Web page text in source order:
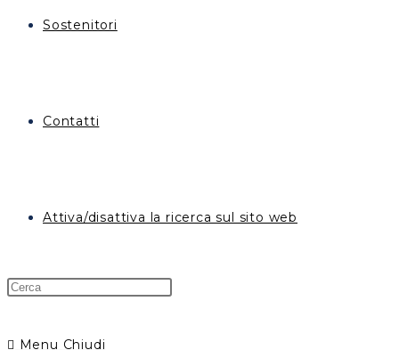
Sostenitori
Contatti
Attiva/disattiva la ricerca sul sito web
Menu Chiudi